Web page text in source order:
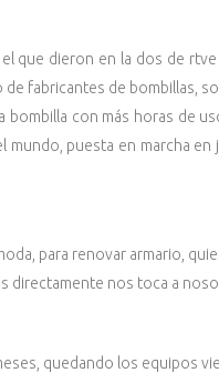
que dieron en la dos de rtve
fabricantes de bombillas,
con más horas de
puesta en marcha
para renovar armario,
directamente nos toca a
quedando los equipos